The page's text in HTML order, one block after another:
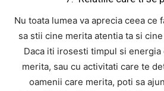
Nu toata lumea va aprecia ceea ce
sa stii cine merita atentia ta si
Daca iti irosesti timpul si energia
merita, sau cu activitati care te
oamenii care merita, poti sa